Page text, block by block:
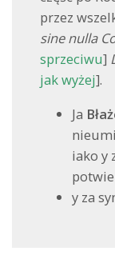
przez
sine nulla
sprzeciwu]
jak wyżej].
Ja
iako y
y za